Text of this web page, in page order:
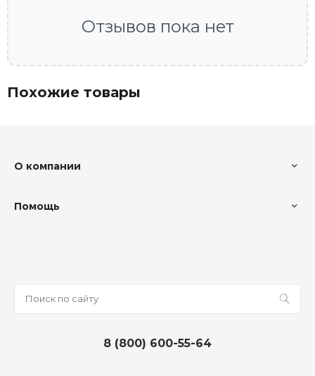
Отзывов пока нет
Похожие товары
О компании
Помощь
8 (800) 600-55-64